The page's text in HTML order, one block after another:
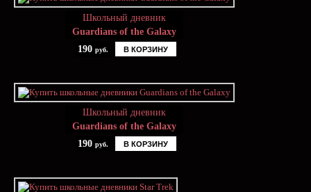
Школьный дневник
Guardians of the Galaxy
190 руб. В КОРЗИНУ
Школьный дневник
Guardians of the Galaxy
190 руб. В КОРЗИНУ